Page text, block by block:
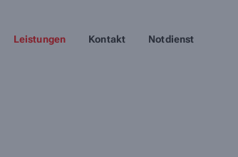
Leistungen Kontakt Notdienst